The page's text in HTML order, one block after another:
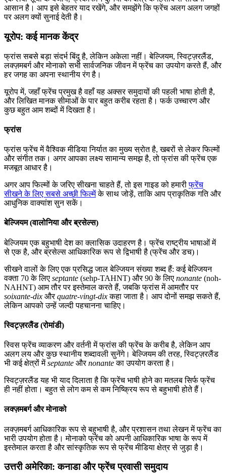
आसान है। आप इसे बेहतर याद रखेंगे, और समझेंगे कि फ्रेंच अलग अलग जगहों
पर अलग क्यों सुनाई देती है।
यूरोप: कई मानक केंद्र
फ्रांस सबसे बड़ा संदर्भ बिंदु है, लेकिन अकेला नहीं। बेल्जियम, स्विट्ज़रलैंड,
लक्ज़मबर्ग और मोनाको सभी सार्वजनिक जीवन में फ्रेंच का उपयोग करते हैं, और
हर जगह का अपना स्थानीय रंग है।
यूरोप में, जहाँ फ्रेंच प्रमुख है वहाँ यह अक्सर समुदायों की पहली भाषा होती है,
और लिखित मानक सीमाओं के पार बहुत करीब रहता है। फर्क उच्चारण और
कुछ बहुत आम शब्दों में दिखता है।
फ्रांस
फ्रांस फ्रेंच में वैश्विक मीडिया निर्यात का मुख्य स्रोत है, खबरों से लेकर फिल्मों
और संगीत तक। अगर आपका लक्ष्य सामान्य समझ है, तो फ्रांस की फ्रेंच एक
मजबूत आधार है।
अगर आप फिल्मों के जरिए सीखना चाहते हैं, तो इस गाइड को हमारीफ्रेंच
सीखने के लिए सबसे अच्छी फिल्मेंके साथ जोड़ें, ताकि आप प्राकृतिक गति और
आधुनिक वाक्यांश सुन सकें।
बेल्जियम (वालोनिया और ब्रसेल्स)
बेल्जियम एक बहुभाषी देश का क्लासिक उदाहरण है। फ्रेंच राष्ट्रीय भाषाओं में
से एक है, और ब्रसेल्स आधिकारिक रूप से द्विभाषी है (फ्रेंच और डच)।
सीखने वालों के लिए एक प्रसिद्ध जाल बेल्जियन संख्या शब्द हैं: कई बेल्जियन
वक्ता 70 के लिए septante (sehp-TAHNT) और 90 के लिए nonante (noh-
NAHNT) आम तौर पर इस्तेमाल करते हैं, जबकि फ्रांस में आमतौर पर
soixante-dix औरquatre-vingt-dixकहा जाता है। आप दोनों समझ सकते हैं,
लेकिन आपको उन्हें जल्दी पहचानना चाहिए।
स्विट्ज़रलैंड (रोमांडी)
स्विस फ्रेंच व्याकरण और वर्तनी में फ्रांस की फ्रेंच के करीब है, लेकिन आप
अलग लय और कुछ स्थानीय शब्दावली सुनेंगे। बेल्जियम की तरह, स्विट्ज़रलैंड
भी कई क्षेत्रों मेंseptante औरnonanteका उपयोग करता है।
स्विट्ज़रलैंड यह भी याद दिलाता है कि फ्रेंच भाषी होने का मतलब सिर्फ फ्रेंच
ही नहीं होता। बहुत से लोग कम से कम निष्क्रिय रूप से बहुभाषी होते हैं।
लक्ज़मबर्ग और मोनाको
लक्ज़मबर्ग आधिकारिक रूप से बहुभाषी है, और प्रशासन तथा लेखन में फ्रेंच का
भारी उपयोग होता है। मोनाको फ्रेंच को अपनी आधिकारिक भाषा के रूप में
इस्तेमाल करता है और सांस्कृतिक रूप से फ्रेंच मीडिया क्षेत्र से जुड़ा है।
उत्तरी अमेरिका: कनाडा और फ्रेंच प्रवासी समुदाय